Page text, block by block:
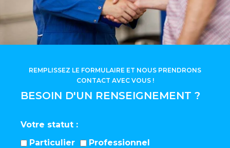
BESOIN D'UN RENSEIGNEMENT ?
REMPLISSEZ LE FORMULAIRE ET NOUS PRENDRONS
CONTACT AVEC VOUS !
Votre statut
Particulier
Professionnel